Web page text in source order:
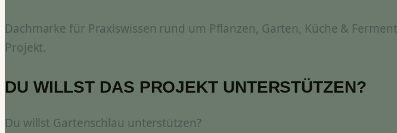
Dachmarke für Praxiswissen rund um Pflanzen, Garten, Küche &
Projekt.
DU WILLST DAS PROJEKT UNTERSTÜTZEN?
Du willst Gartenschlau unterstützen?